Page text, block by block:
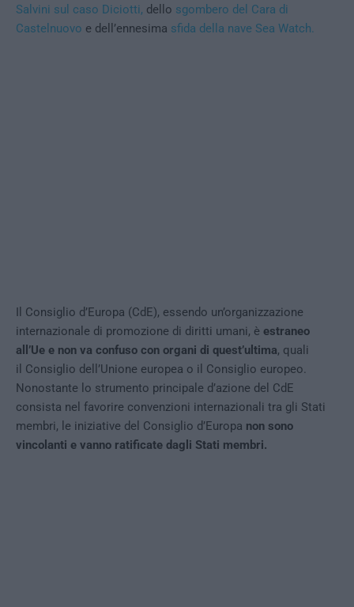
Salvini sul caso Diciotti, dello sgombero del Cara di
Castelnuovo e dell’ennesima sfida della nave Sea Watch.
Il Consiglio d’Europa (CdE), essendo un’organizzazione
internazionale di promozione di diritti umani, è estraneo
all’Ue e non va confuso con organi di quest’ultima, quali
il Consiglio dell’Unione europea o il Consiglio europeo.
Nonostante lo strumento principale d’azione del CdE
consista nel favorire convenzioni internazionali tra gli Stati
membri, le iniziative del Consiglio d’Europa non sono
vincolanti e vanno ratificate dagli Stati membri.